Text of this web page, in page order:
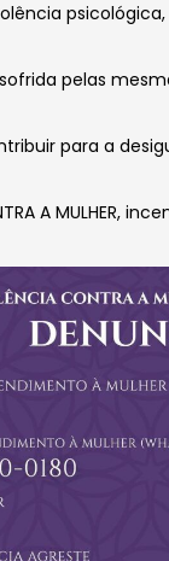
pelas
para a
A MULHER,